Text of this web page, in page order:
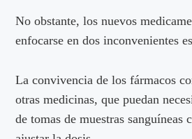
No obstante, los nuevos
enfocarse en dos inconvenientes
La convivencia de los fármacos
otras medicinas, que puedan
de tomas de muestras sanguíneas